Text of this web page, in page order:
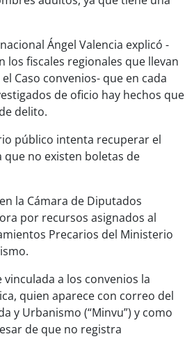
Ángel Valencia explicó -
los fiscales regionales que llevan
Caso convenios- que en cada
de oficio hay hechos que
delito.
público intenta recuperar el
no existen boletas de
la Cámara de Diputados
por recursos asignados al
Precarios del Ministerio
vinculada a los convenios la
quien aparece con correo del
y Urbanismo (“Minvu”) y como
de que no registra